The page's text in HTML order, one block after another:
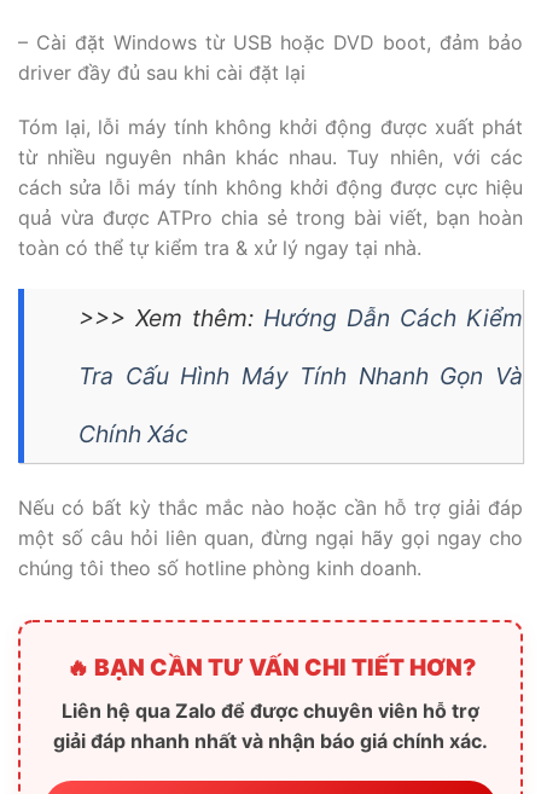
– Cài đặt Windows từ USB hoặc DVD boot, đảm bảo
driver đầy đủ sau khi cài đặt lại
Tóm lại, lỗi máy tính không khởi động được xuất phát
từ nhiều nguyên nhân khác nhau. Tuy nhiên, với các
cách sửa lỗi máy tính không khởi động được cực hiệu
quả vừa được ATPro chia sẻ trong bài viết, bạn hoàn
toàn có thể tự kiểm tra & xử lý ngay tại nhà.
>>> Xem thêm: Hướng Dẫn Cách Kiểm
Tra Cấu Hình Máy Tính Nhanh Gọn Và
Chính Xác
Nếu có bất kỳ thắc mắc nào hoặc cần hỗ trợ giải đáp
một số câu hỏi liên quan, đừng ngại hãy gọi ngay cho
chúng tôi theo số hotline phòng kinh doanh.
🔥 BẠN CẦN TƯ VẤN CHI TIẾT HƠN?
Liên hệ qua Zalo để được chuyên viên hỗ trợ
giải đáp nhanh nhất và nhận báo giá chính xác.